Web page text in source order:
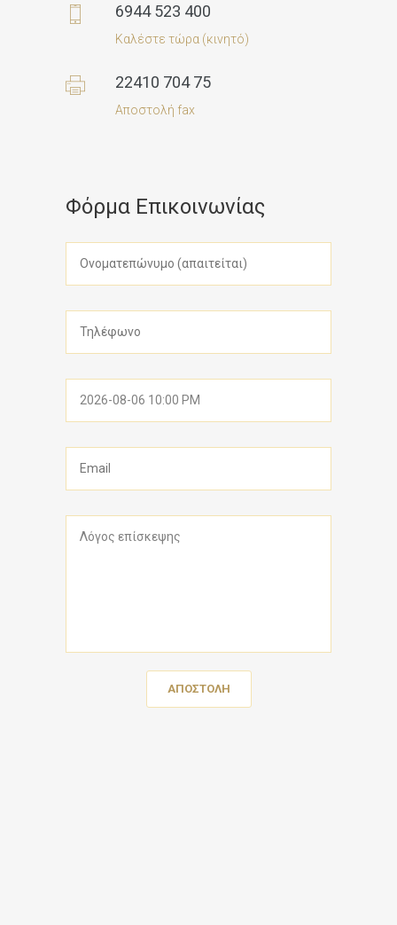
6944 523 400
Καλέστε τώρα (κινητό)
22410 704 75
Αποστολή fax
Φόρμα Επικοινωνίας